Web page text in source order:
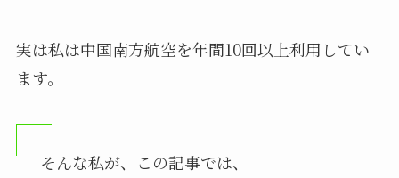
実は私は中国南方航空を年間10回以上利用してい
ます。
そんな私が、この記事では、